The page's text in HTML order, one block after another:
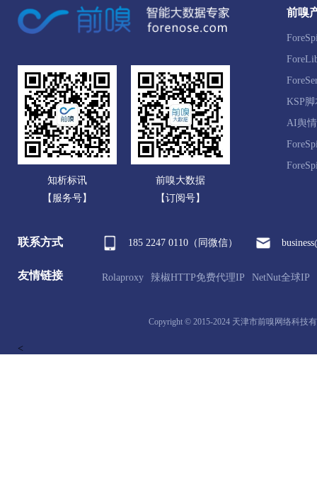
知析标讯
【服务号】
前嗅大数据
【订阅号】
前嗅
KSP
AI舆
联系方式 185 2247 0110（同微信）
友情链接 Rolaproxy 辣椒HTTP免费代理IP NetNut全球IP
Copyright © 2015-2024 天津市前嗅网络科技
<